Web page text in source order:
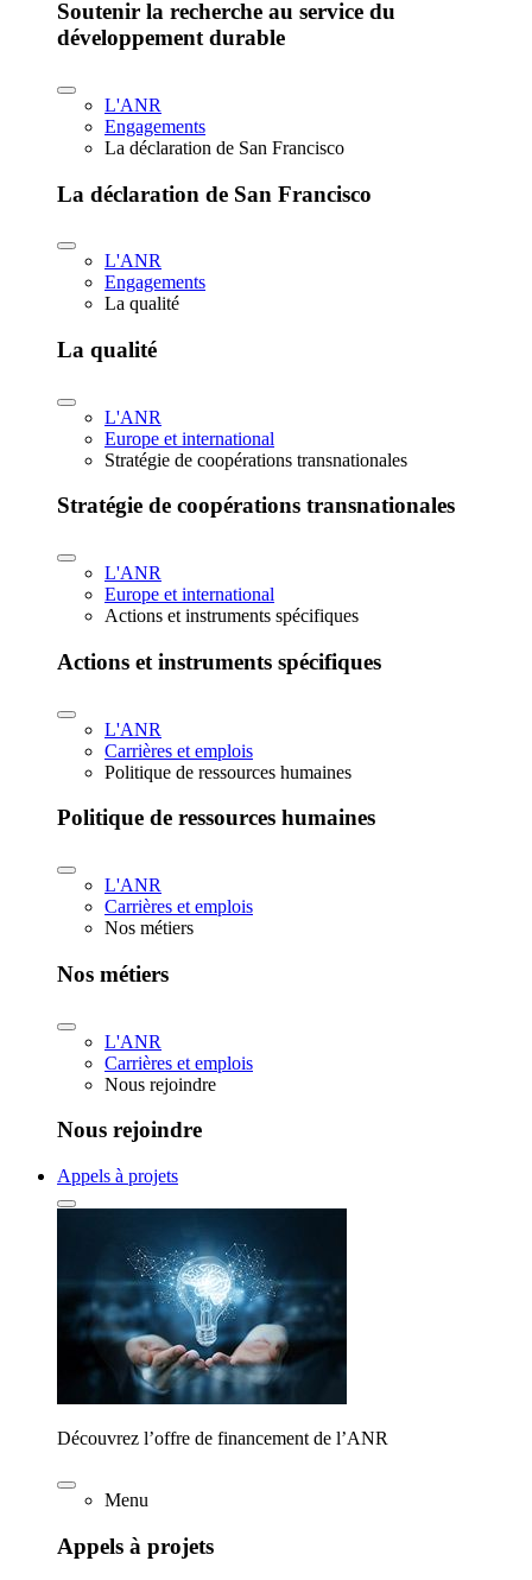
Soutenir la recherche au service du
développement durable
L'ANR
Engagements
La déclaration de San Francisco
La déclaration de San Francisco
L'ANR
Engagements
La qualité
La qualité
L'ANR
Europe et international
Stratégie de coopérations transnationales
Stratégie de coopérations transnationales
L'ANR
Europe et international
Actions et instruments spécifiques
Actions et instruments spécifiques
L'ANR
Carrières et emplois
Politique de ressources humaines
Politique de ressources humaines
L'ANR
Carrières et emplois
Nos métiers
Nos métiers
L'ANR
Carrières et emplois
Nous rejoindre
Nous rejoindre
Appels à projets
Découvrez l’offre de financement de l’ANR
Menu
Appels à projets